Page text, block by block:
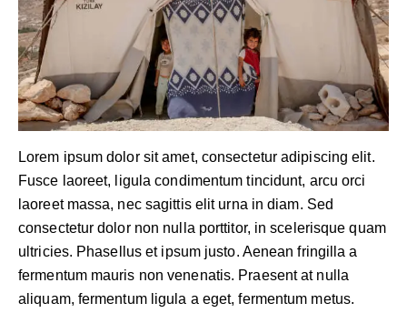
Lorem ipsum dolor sit amet, consectetur adipiscing elit.
Fusce laoreet, ligula condimentum tincidunt, arcu orci
laoreet massa, nec sagittis elit urna in diam. Sed
consectetur dolor non nulla porttitor, in scelerisque quam
ultricies. Phasellus et ipsum justo. Aenean fringilla a
fermentum mauris non venenatis. Praesent at nulla
aliquam, fermentum ligula a eget, fermentum metus.